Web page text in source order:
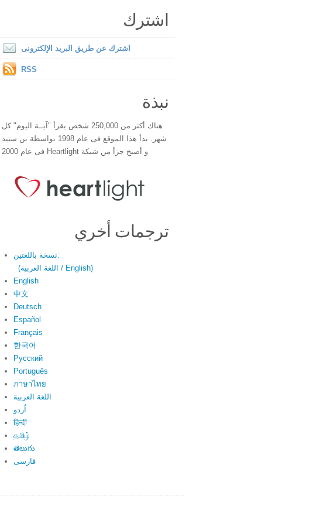
اشترك
اشترك عن طريق البريد الإلكترونى
RSS
نبذة
هناك أكثر من 250,000 شخص يقرأ "آيــة اليوم" كل
شهر. بدأ هذا الموقع فى عام 1998 بواسطة بن ستيد
و أصبح جزأ من شبكة Heartlight فى عام 2000
ترجمات أخري
نسخة باللغتين:
(اللغة العربية / English)
English
中文
Deutsch
Español
Français
한국어
Русский
Português
ภาษาไทย
اللغة العربية
اُردو
हिन्दी
தமிழ்
తెలుగు
فارسی